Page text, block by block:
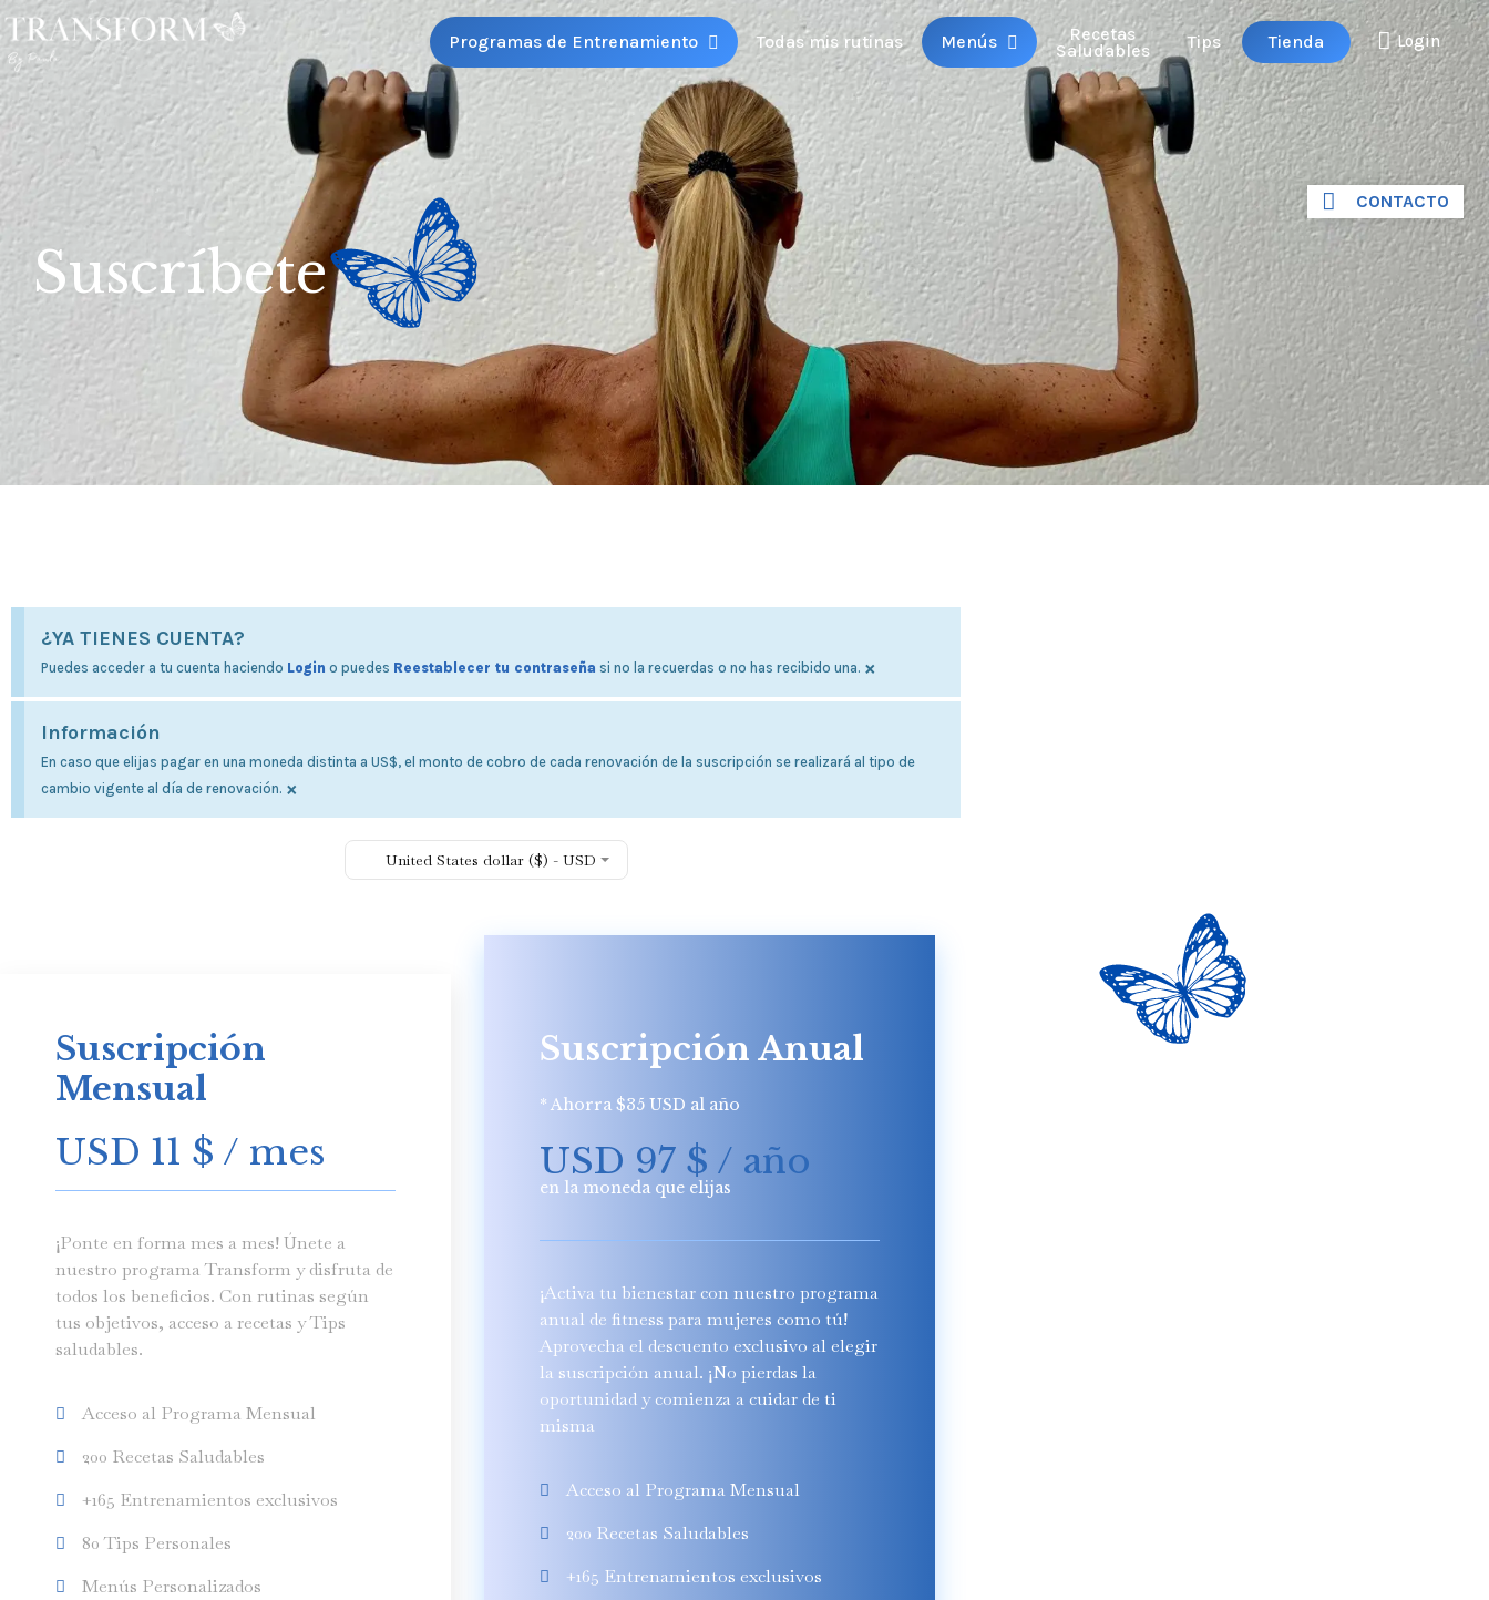
Programas de Entrenamiento Todas mis rutinas Menús Recetas
Saludables Tips Tienda Login
CONTACTO
Suscríbete
¿YA TIENES CUENTA?
Puedes acceder a tu cuenta haciendo Login o puedes Reestablecer tu contraseña si no la recuerdas o no has recibido una. ×
Información
En caso que elijas pagar en una moneda distinta a US$, el monto de cobro de cada renovación de la suscripción se realizará al tipo de
cambio vigente al día de renovación. ×
United States dollar ($) - USD
Suscripción
Mensual
USD 11 $ / mes
¡Ponte en forma mes a mes! Únete a
nuestro programa Transform y disfruta de
todos los beneficios. Con rutinas según
tus objetivos, acceso a recetas y Tips
saludables.
Acceso al Programa Mensual
200 Recetas Saludables
+165 Entrenamientos exclusivos
80 Tips Personales
Menús Personalizados
Suscripción Anual
* Ahorra $35 USD al año
USD 97 $ / año
en la moneda que elijas
¡Activa tu bienestar con nuestro programa
anual de fitness para mujeres como tú!
Aprovecha el descuento exclusivo al elegir
la suscripción anual. ¡No pierdas la
oportunidad y comienza a cuidar de ti
misma
Acceso al Programa Mensual
200 Recetas Saludables
+165 Entrenamientos exclusivos